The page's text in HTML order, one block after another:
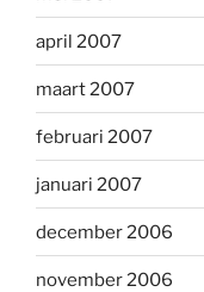
april 2007
maart 2007
februari 2007
januari 2007
december 2006
november 2006